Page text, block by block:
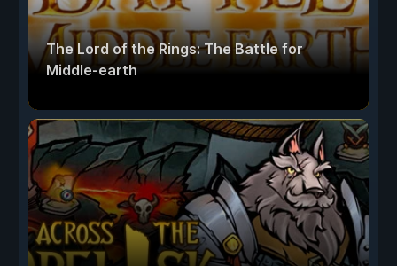
The Lord of the Rings: The Battle for
Middle-earth